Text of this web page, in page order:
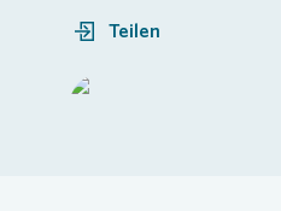
Teilen